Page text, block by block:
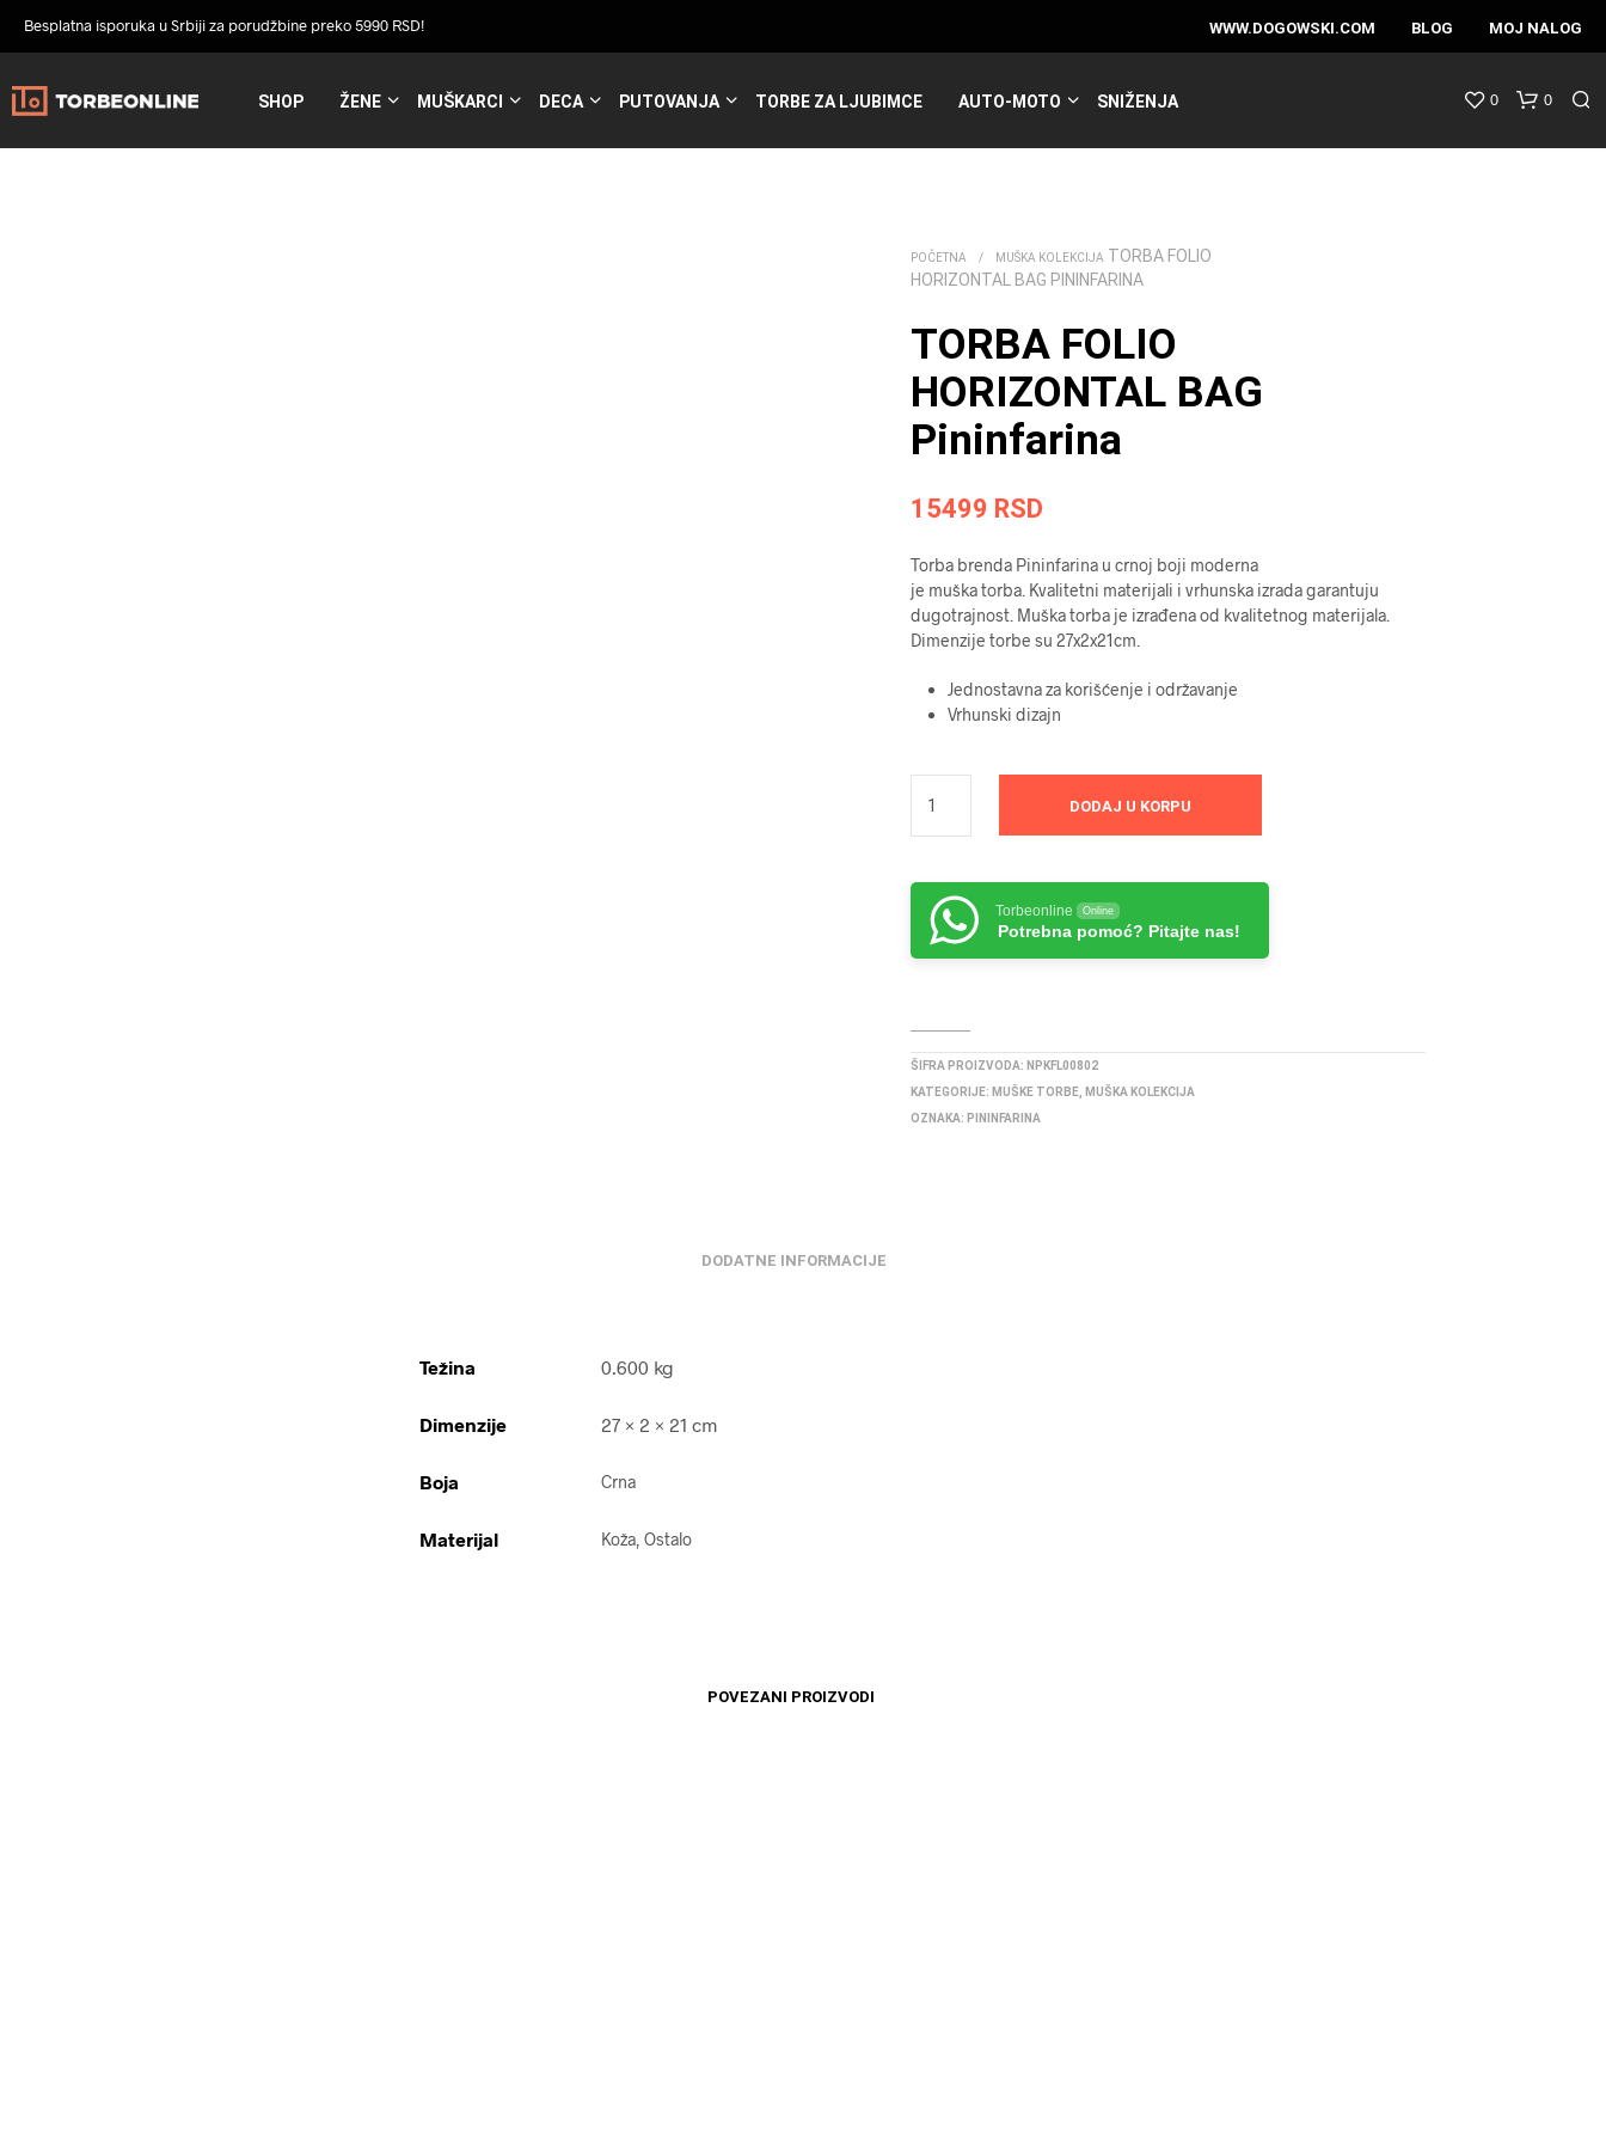
Besplatna isporuka u Srbiji za porudžbine preko 5990 RSD! WWW.DOGOWSKI.COM BLOG MOJ NALOG
SHOP ŽENE MUŠKARCI DECA PUTOVANJA TORBE ZA LJUBIMCE AUTO-MOTO SNIŽENJA 0 0
POČETNA / MUŠKA KOLEKCIJA TORBA FOLIO
HORIZONTAL BAG PININFARINA
TORBA FOLIO
HORIZONTAL BAG
Pininfarina
15499 RSD
Torba brenda ­­­Pininfarina u crnoj boji moderna
je muška torba. Kvalitetni materijali i vrhunska izrada garantuju
dugotrajnost. Muška torba je izrađena od kvalitetnog materijala.
Dimenzije torbe su 27x2x21cm.
Jednostavna za korišćenje i održavanje
Vrhunski dizajn
DODAJ U KORPU
Torbeonline Online
Potrebna pomoć? Pitajte nas!
ŠIFRA PROIZVODA: NPKFL00802
KATEGORIJE: MUŠKE TORBE
MUŠKA KOLEKCIJA
OZNAKA: PININFARINA
DODATNE INFORMACIJE
Težina 0.600 kg
Dimenzije 27 × 2 × 21 cm
Boja Crna
Materijal Koža, Ostalo
POVEZANI PROIZVODI